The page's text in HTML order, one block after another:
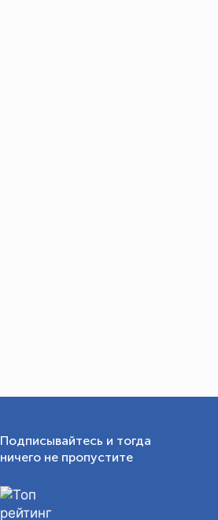
Подписывайтесь и тогда
ничего не пропустите